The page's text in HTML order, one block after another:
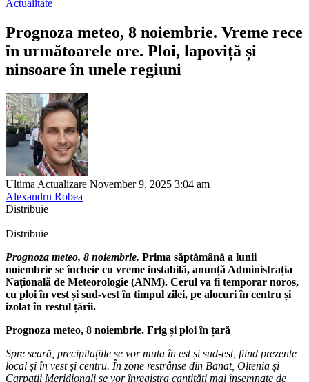
Actualitate
Prognoza meteo, 8 noiembrie. Vreme rece
în următoarele ore. Ploi, lapoviță și
ninsoare în unele regiuni
Ultima Actualizare November 9, 2025 3:04 am
Alexandru Robea
Distribuie
Distribuie
Prognoza meteo, 8 noiembrie. Prima săptămână a lunii
noiembrie se încheie cu vreme instabilă, anunță Administrația
Națională de Meteorologie (ANM). Cerul va fi temporar noros,
cu ploi în vest și sud-vest în timpul zilei, pe alocuri în centru și
izolat în restul țării.
Prognoza meteo, 8 noiembrie. Frig și ploi în țară
Spre seară, precipitațiile se vor muta în est și sud-est, fiind prezente
local și în vest și centru. În zone restrânse din Banat, Oltenia și
Carpații Meridionali se vor înregistra cantități mai însemnate de